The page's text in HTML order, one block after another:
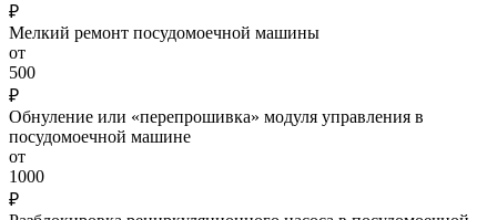
₽
Мелкий ремонт посудомоечной машины
от
500
₽
Обнуление или «перепрошивка» модуля управления в
посудомоечной машине
от
1000
₽